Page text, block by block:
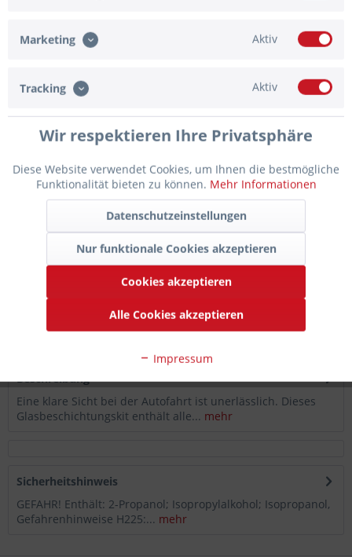
Enthält:2-Propanol; Isopropylalkohol; Isopropanol,
Gefahrenhinweise
H225:Flüssigkeit und Dampf leicht entzündbar.H315:
verursachen.H412:Schädlich für Wasserorganismen, mit
Lieferzeit ca. 1 Werktag
In denWarenkorb
Auf die Merkliste
Artikel-Nr.:
Beschreibung
Eine klare Sicht bei der Autofahrt ist unerlässlich. Dieses
Glasbeschichtungskit enthält alle... mehr
Sicherheitshinweis
GEFAHR! Enthält: 2-Propanol; Isopropylalkohol; Isopropanol,
Gefahrenhinweise H225:... mehr
Marketing Aktiv
Tracking Aktiv
Wir respektieren Ihre Privatsphäre
Diese Website verwendet Cookies, um Ihnen die bestmögliche
Funktionalität bieten zu können. Mehr Informationen
Datenschutzeinstellungen
Nur funktionale Cookies akzeptieren
Cookies akzeptieren
Alle Cookies akzeptieren
Impressum